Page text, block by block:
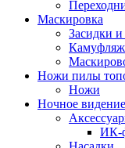
Маскировка
Засидки и
Ножи пилы
Ножи
Ночное видение
ИК-